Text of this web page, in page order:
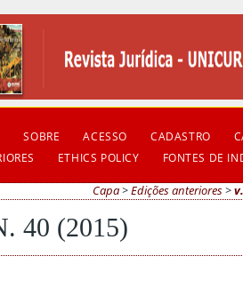
SOBRE ACESSO CADASTRO
ETHICS POLICY FONTES DE
Capa>Edições anteriores>
40 (2015)